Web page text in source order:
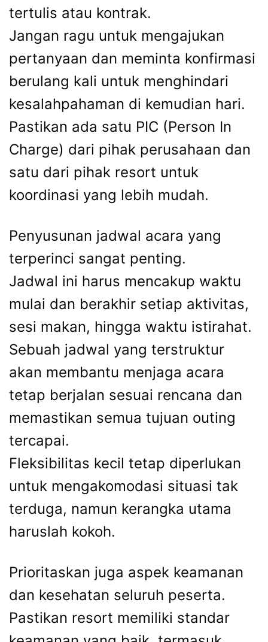
tertulis atau kontrak.
Jangan ragu untuk mengajukan
pertanyaan dan meminta konfirmasi
berulang kali untuk menghindari
kesalahpahaman di kemudian hari.
Pastikan ada satu PIC (Person In
Charge) dari pihak perusahaan dan
satu dari pihak resort untuk
koordinasi yang lebih mudah.
Penyusunan jadwal acara yang
terperinci sangat penting.
Jadwal ini harus mencakup waktu
mulai dan berakhir setiap aktivitas,
sesi makan, hingga waktu istirahat.
Sebuah jadwal yang terstruktur
akan membantu menjaga acara
tetap berjalan sesuai rencana dan
memastikan semua tujuan outing
tercapai.
Fleksibilitas kecil tetap diperlukan
untuk mengakomodasi situasi tak
terduga, namun kerangka utama
haruslah kokoh.
Prioritaskan juga aspek keamanan
dan kesehatan seluruh peserta.
Pastikan resort memiliki standar